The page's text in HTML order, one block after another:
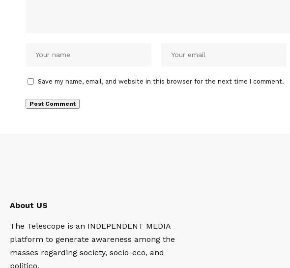
Save my name, email, and website in this browser for the next time I comment.
About US
The Telescope is an INDEPENDENT MEDIA
platform to generate awareness among the
masses regarding society, socio-eco, and
politico.